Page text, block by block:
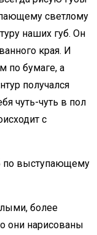
светлому
наших губ. Он
края. И
по бумаге, а
получался
чуть-чуть в пол
с
более
они нарисованы